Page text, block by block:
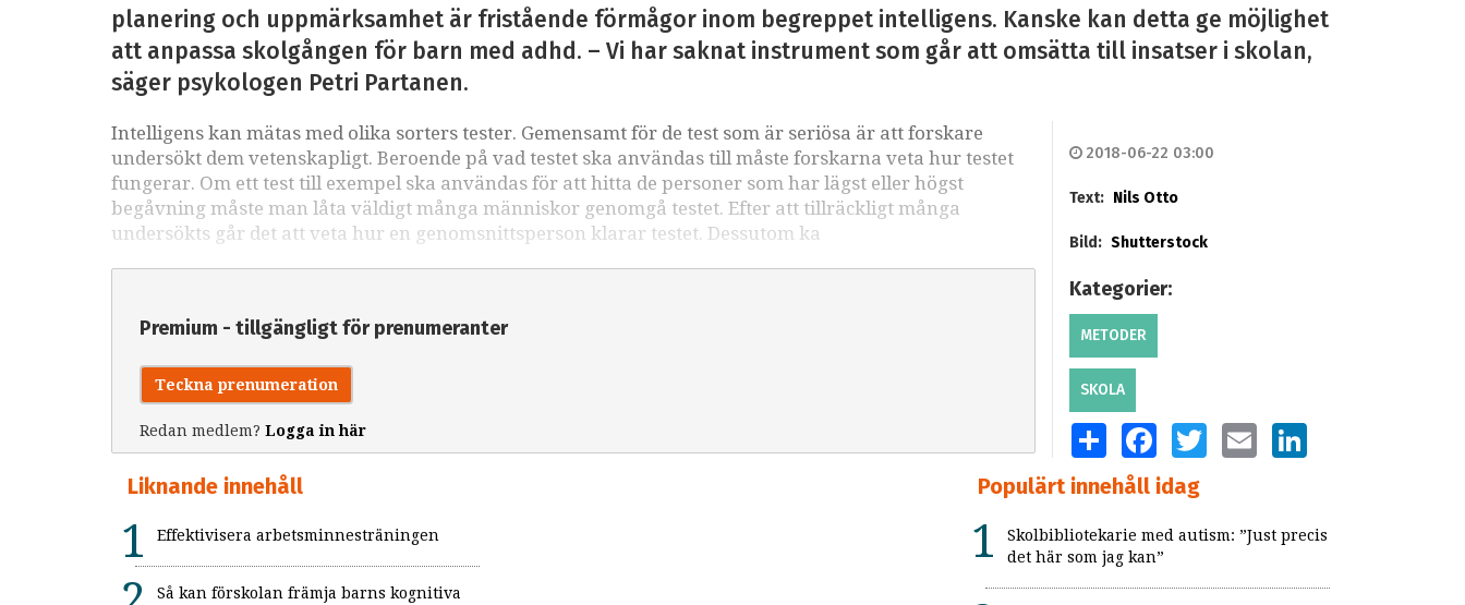
planering och uppmärksamhet är fristående förmågor inom begreppet intelligens. Kanske kan detta ge möjlighet
att anpassa skolgången för barn med adhd. – Vi har saknat instrument som går att omsätta till insatser i skolan,
säger psykologen Petri Partanen.
Intelligens kan mätas med olika sorters tester. Gemensamt för de test som är seriösa är att forskare
undersökt dem vetenskapligt. Beroende på vad testet ska användas till måste forskarna veta hur testet
fungerar. Om ett test till exempel ska användas för att hitta de personer som har lägst eller högst
begåvning måste man låta väldigt många människor genomgå testet. Efter att tillräckligt många
undersökts går det att veta hur en genomsnittsperson klarar testet. Dessutom ka
Premium - tillgängligt för prenumeranter
Teckna prenumeration
Redan medlem? Logga in här
2018-06-22 03:00
Text: Nils Otto
Bild: Shutterstock
Kategorier:
METODER
SKOLA
SHARE FACEBOOKTWITTEREMAIL LINKEDIN
Liknande innehåll
Effektivisera arbetsminnesträningen
Så kan förskolan främja barns kognitiva
Populärt innehåll idag
Skolbibliotekarie med autism: ”Just precis
det här som jag kan”